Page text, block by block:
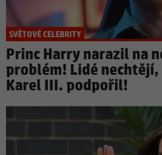
SVĚTOVÉ CELEBRITY
Princ Harry narazil na
problém! Lidé
Karel III. podpořil!